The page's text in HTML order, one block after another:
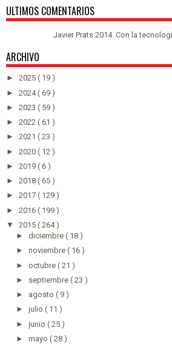
ULTIMOS COMENTARIOS
Javier Prats 2014. Con la
ARCHIVO
► 2025 ( 19 )
► 2024( 69 )
► 2023 ( 59 )
► 2022 ( 61 )
► 2021 ( 23 )
► 2020 ( 12 )
► 2019 ( 6 )
► 2018 ( 65 )
► 2017 ( 129 )
► 2016 ( 199 )
▼ 2015 ( 264 )
► diciembre ( 18 )
► noviembre ( 16 )
► octubre ( 21 )
► septiembre ( 23 )
► agosto ( 9 )
► julio ( 11 )
► junio ( 25 )
► mayo ( 28 )